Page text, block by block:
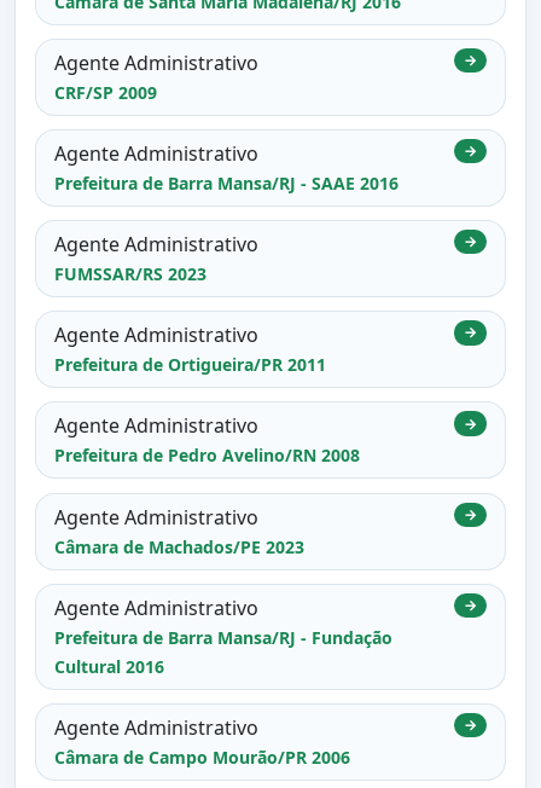
Agente Administrativo
CRF/SP 2009
→
Agente Administrativo
Prefeitura de Barra Mansa/RJ - SAAE 2016
→
Agente Administrativo
FUMSSAR/RS 2023
→
Agente Administrativo
Prefeitura de Ortigueira/PR 2011
→
Agente Administrativo
Prefeitura de Pedro Avelino/RN 2008
→
Agente Administrativo
Câmara de Machados/PE 2023
→
Agente Administrativo
Prefeitura de Barra Mansa/RJ - Fundação
Cultural 2016
→
Agente Administrativo
Câmara de Campo Mourão/PR 2006
→